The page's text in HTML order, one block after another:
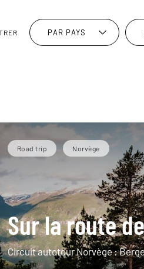
PAR PAYS
Road trip Norvège
Sur la route
Circuit autotour Norvège :